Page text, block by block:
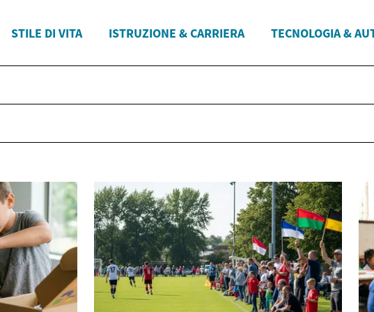
STILE DI VITA ISTRUZIONE & CARRIERA TECNOLOGIA &